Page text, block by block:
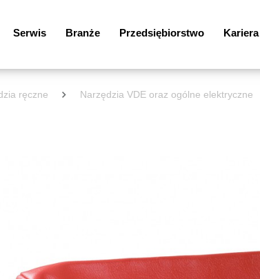
Serwis Branże Przedsiębiorstwo Kariera
ręczne Narzędzia VDE oraz ogólne elektryczne